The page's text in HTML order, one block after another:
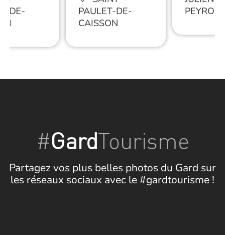
DE-
PAULET-DE-
CAISSON
#GardTourisme
Partagez vos plus belles photos du Gard sur
les réseaux sociaux avec le #gardtourisme !